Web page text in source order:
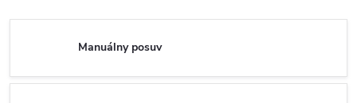
Manuálny posuv